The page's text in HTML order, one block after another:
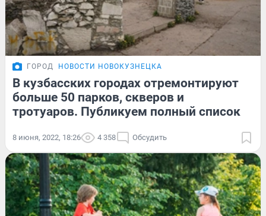
ГОРОД НОВОСТИ НОВОКУЗНЕЦКА
В кузбасских городах отремонтируют
больше 50 парков, скверов и
тротуаров. Публикуем полный список
8 июня, 2022, 18:26 4 358 Обсудить